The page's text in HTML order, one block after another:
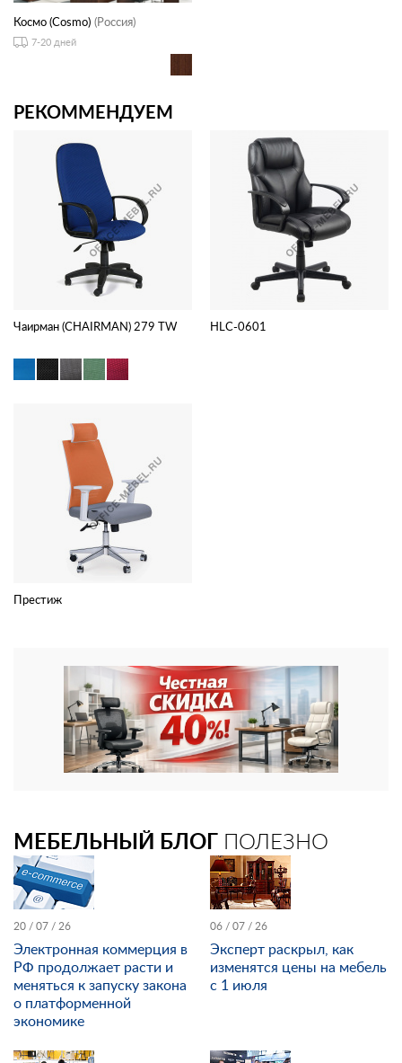
Космо (Cosmo) (Россия)
7-20 дней
РЕКОММЕНДУЕМ
Чаирман (CHAIRMAN) 279 TW HLC-0601
Престиж
МЕБЕЛЬНЫЙ БЛОГ ПОЛЕЗНО
20 / 07 / 26
Электронная коммерция в
РФ продолжает расти и
меняться к запуску закона
о платформенной
экономике
06 / 07 / 26
Эксперт раскрыл, как
изменятся цены на мебель
с 1 июля